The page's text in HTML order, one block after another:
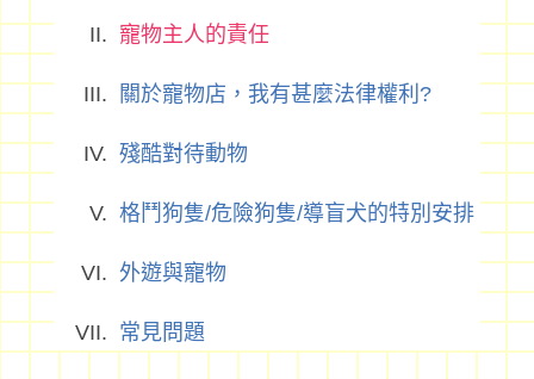
寵物主人的責任
關於寵物店，我有甚麼法律權利?
殘酷對待動物
格鬥狗隻/危險狗隻/導盲犬的特別安排
外遊與寵物
常見問題